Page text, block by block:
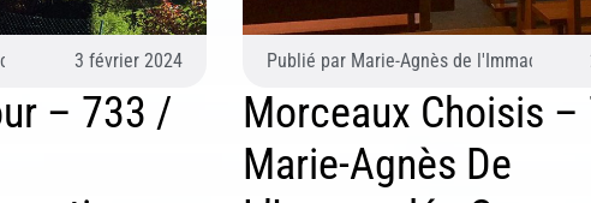
Conception (Agnès du Pâquier)
3 février 2024
– 733 /
Publié par Marie-Agnès de l'Immaculée
Morceaux Choisis
Marie-Agnès De
S'inscrire
Se désinscrire